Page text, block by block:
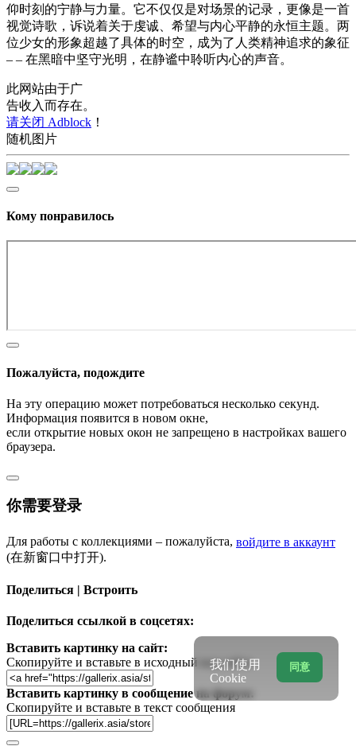
仰时刻的宁静与力量。它不仅仅是对场景的记录，更像是一首
视觉诗歌，诉说着关于虔诚、希望与内心平静的永恒主题。两
位少女的形象超越了具体的时空，成为了人类精神追求的象征
– – 在黑暗中坚守光明，在静谧中聆听内心的声音。
此网站由于广
告收入而存在。
请关闭 Adblock ！
随机图片
Кому понравилось
Пожалуйста, подождите
На эту операцию может потребоваться несколько секунд.
Информация появится в новом окне,
если открытие новых окон не запрещено в настройках вашего
браузера.
你需要登录
Для работы с коллекциями – пожалуйста, войдите в аккаунт
(在新窗口中打开).
Поделиться | Встроить
Поделиться ссылкой в соцсетях:
Вставить картинку на сайт:
Скопируйте и вставьте в исходный код сайта
Вставить картинку в сообщение на форум:
Скопируйте и вставьте в текст сообщения
同意
我们使用
Cookie